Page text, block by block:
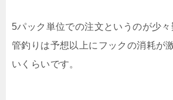
5パック単位での注文というのが少々
管釣りは予想以上にフックの消耗が
いくらいです。